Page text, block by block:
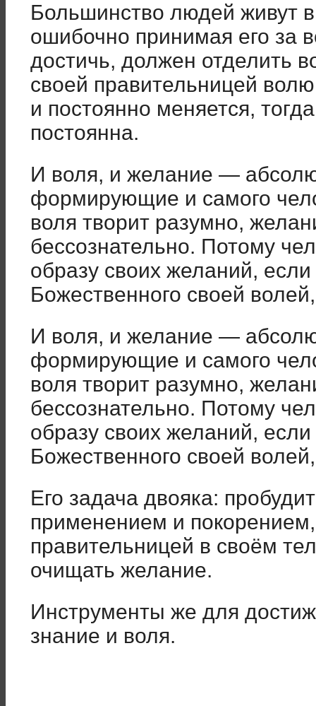
Большинство людей живут
ошибочно принимая его за
достичь, должен отделить
своей правительницей
и постоянно меняется,
постоянна.
И воля, и желание —
формирующие и самого
воля творит разумно,
бессознательно. Потому
образу своих желаний,
Божественного своей
И воля, и желание —
формирующие и самого
воля творит разумно,
бессознательно. Потому
образу своих желаний,
Божественного своей
Его задача двояка:
применением и
правительницей в своём
очищать желание.
Инструменты же для
знание и воля.